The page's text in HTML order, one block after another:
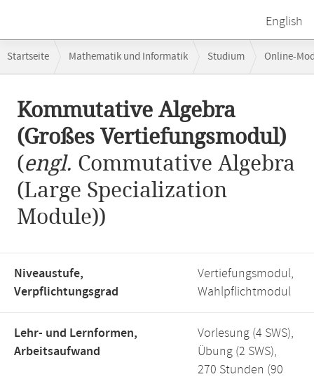
English
Navigation
Startseite Mathematik und Informatik Studium Online-
Kommutative Algebra
(Großes Vertiefungsmodul)
(engl. Commutative Algebra
(Large Specialization
Module))
Niveaustufe,
Verpflichtungsgrad
Vertiefungsmodul,
Wahlpflichtmodul
Lehr- und Lernformen,
Arbeitsaufwand
Vorlesung (4 SWS),
Übung (2 SWS),
270 Stunden (90